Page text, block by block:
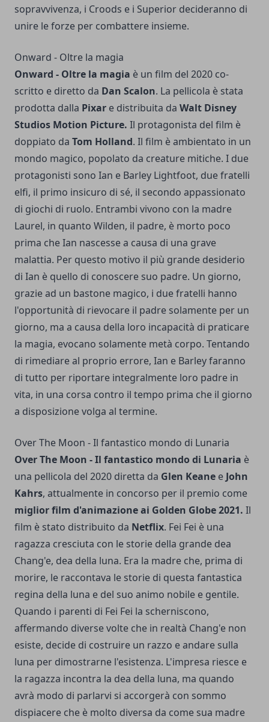
sopravvivenza, i Croods e i Superior decideranno di
unire le forze per combattere insieme.
Onward - Oltre la magia
Onward - Oltre la magia è un film del 2020 co-
scritto e diretto da Dan Scalon. La pellicola è stata
prodotta dalla Pixar e distribuita da Walt Disney
Studios Motion Picture. Il protagonista del film è
doppiato da Tom Holland. Il film è ambientato in un
mondo magico, popolato da creature mitiche. I due
protagonisti sono Ian e Barley Lightfoot, due fratelli
elfi, il primo insicuro di sé, il secondo appassionato
di giochi di ruolo. Entrambi vivono con la madre
Laurel, in quanto Wilden, il padre, è morto poco
prima che Ian nascesse a causa di una grave
malattia. Per questo motivo il più grande desiderio
di Ian è quello di conoscere suo padre. Un giorno,
grazie ad un bastone magico, i due fratelli hanno
l'opportunità di rievocare il padre solamente per un
giorno, ma a causa della loro incapacità di praticare
la magia, evocano solamente metà corpo. Tentando
di rimediare al proprio errore, Ian e Barley faranno
di tutto per riportare integralmente loro padre in
vita, in una corsa contro il tempo prima che il giorno
a disposizione volga al termine.
Over The Moon - Il fantastico mondo di Lunaria
Over The Moon - Il fantastico mondo di Lunaria è
una pellicola del 2020 diretta da Glen Keane e John
Kahrs, attualmente in concorso per il premio come
miglior film d'animazione ai Golden Globe 2021. Il
film è stato distribuito da Netflix. Fei Fei è una
ragazza cresciuta con le storie della grande dea
Chang'e, dea della luna. Era la madre che, prima di
morire, le raccontava le storie di questa fantastica
regina della luna e del suo animo nobile e gentile.
Quando i parenti di Fei Fei la scherniscono,
affermando diverse volte che in realtà Chang'e non
esiste, decide di costruire un razzo e andare sulla
luna per dimostrarne l'esistenza. L'impresa riesce e
la ragazza incontra la dea della luna, ma quando
avrà modo di parlarvi si accorgerà con sommo
dispiacere che è molto diversa da come sua madre